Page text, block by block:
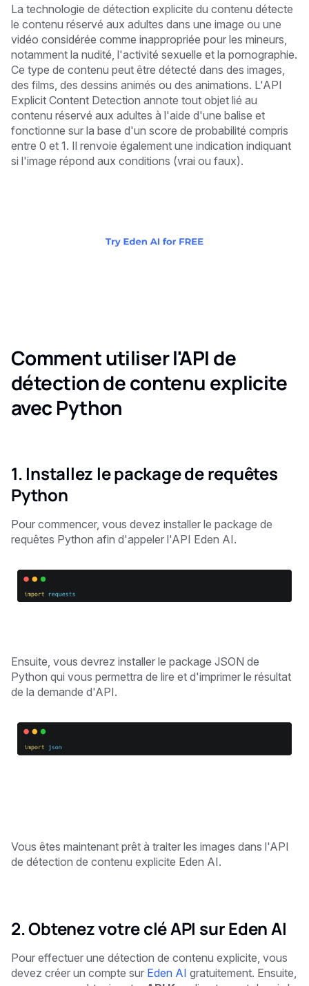
La technologie de détection explicite du contenu détecte
le contenu réservé aux adultes dans une image ou une
vidéo considérée comme inappropriée pour les mineurs,
notamment la nudité, l'activité sexuelle et la pornographie.
Ce type de contenu peut être détecté dans des images,
des films, des dessins animés ou des animations. L'API
Explicit Content Detection annote tout objet lié au
contenu réservé aux adultes à l'aide d'une balise et
fonctionne sur la base d'un score de probabilité compris
entre 0 et 1. Il renvoie également une indication indiquant
si l'image répond aux conditions (vrai ou faux).
Comment utiliser l'API de
détection de contenu explicite
avec Python
1. Installez le package de requêtes
Python
Pour commencer, vous devez installer le package de
requêtes Python afin d'appeler l'API Eden AI.
Ensuite, vous devrez installer le package JSON de
Python qui vous permettra de lire et d'imprimer le résultat
de la demande d'API.
Vous êtes maintenant prêt à traiter les images dans l'API
de détection de contenu explicite Eden AI.
2. Obtenez votre clé API sur Eden AI
Pour effectuer une détection de contenu explicite, vous
devez créer un compte sur Eden AI gratuitement. Ensuite,